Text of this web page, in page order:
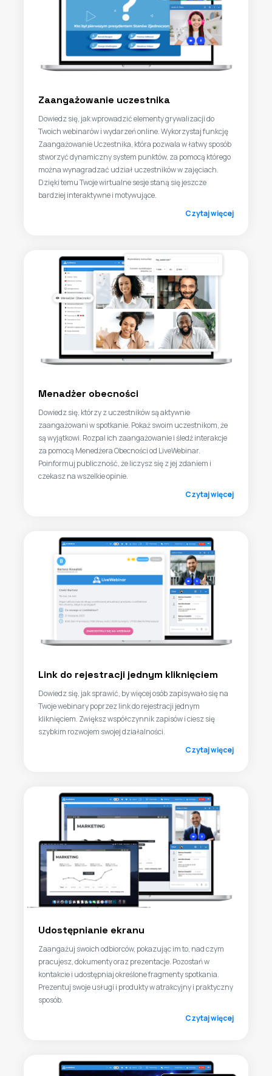
Zaangażowanie uczestnika
Dowiedz się, jak wprowadzić elementy grywalizacji do
Twoich webinarów i wydarzeń online. Wykorzystaj funkcję
Zaangażowanie Uczestnika, która pozwala w łatwy sposób
stworzyć dynamiczny system punktów, za pomocą którego
można wynagradzać udział uczestników w zajęciach.
Dzięki temu Twoje wirtualne sesje staną się jeszcze
bardziej interaktywne i motywujące.
Czytaj więcej
Menadżer obecności
Dowiedz się, którzy z uczestników są aktywnie
zaangażowani w spotkanie. Pokaż swoim uczestnikom, że
są wyjątkowi. Rozpal ich zaangażowanie i śledź interakcje
za pomocą Menedżera Obecności od LiveWebinar.
Poinformuj publiczność, że liczysz się z jej zdaniem i
czekasz na wszelkie opinie.
Czytaj więcej
Link do rejestracji jednym kliknięciem
Dowiedz się, jak sprawić, by więcej osób zapisywało się na
Twoje webinary poprzez link do rejestracji jednym
kliknięciem. Zwiększ współczynnik zapisów i ciesz się
szybkim rozwojem swojej działalności.
Czytaj więcej
Udostępnianie ekranu
Zaangażuj swoich odbiorców, pokazując im to, nad czym
pracujesz, dokumenty oraz prezentacje. Pozostań w
kontakcie i udostępniaj określone fragmenty spotkania.
Prezentuj swoje usługi i produkty w atrakcyjny i praktyczny
sposób.
Czytaj więcej